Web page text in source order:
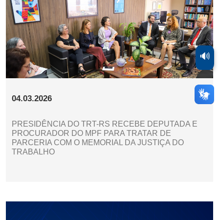
04.03.2026
PRESIDÊNCIA DO TRT-RS RECEBE DEPUTADA E
PROCURADOR DO MPF PARA TRATAR DE
PARCERIA COM O MEMORIAL DA JUSTIÇA DO
TRABALHO
🔊